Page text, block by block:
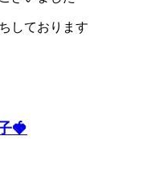
しております
🍓